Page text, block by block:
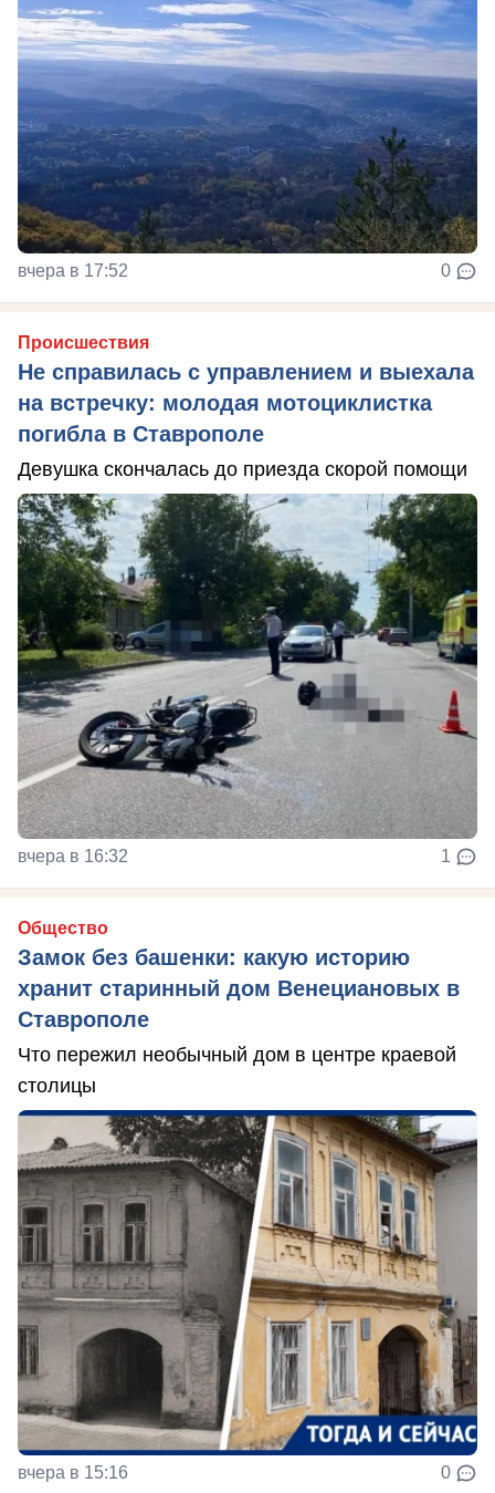
вчера в 17:52 0
Происшествия
Не справилась с управлением и выехала
на встречку: молодая мотоциклистка
погибла в Ставрополе
Девушка скончалась до приезда скорой помощи
вчера в 16:32 1
Общество
Замок без башенки: какую историю
хранит старинный дом Венециановых в
Ставрополе
Что пережил необычный дом в центре краевой
столицы
вчера в 15:16 0